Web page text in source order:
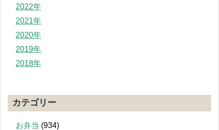
2022年
2021年
2020年
2019年
2018年
カテゴリー
お弁当 (934)